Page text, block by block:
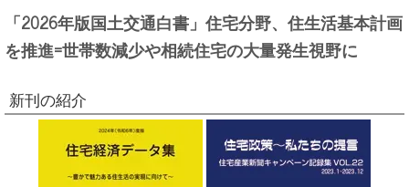
「2026年版国土交通白書」住宅分野、住生活基本計画
を推進=世帯数減少や相続住宅の大量発生視野に
新刊の紹介